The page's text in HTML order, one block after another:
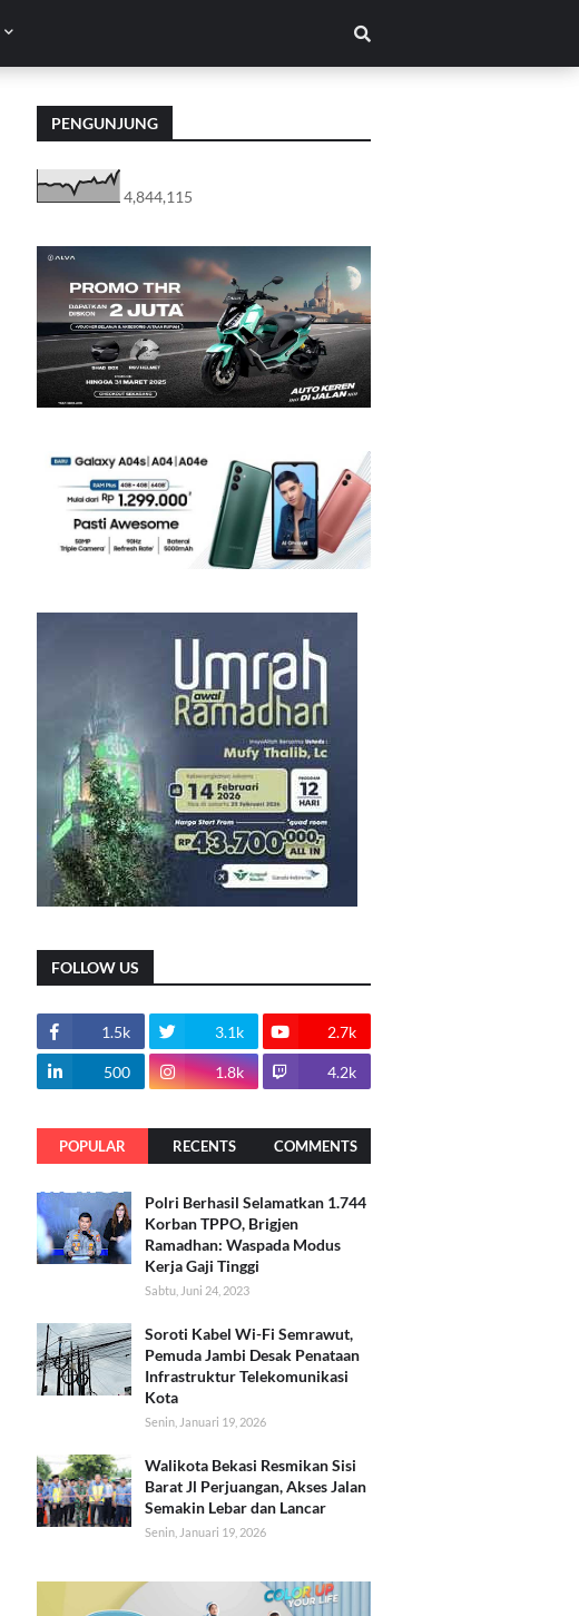
PENGUNJUNG
4,844,115
FOLLOW US
1.5k 3.1k 2.7k
500 1.8k 4.2k
POPULAR RECENTS COMMENTS
Polri Berhasil Selamatkan 1.744
Korban TPPO, Brigjen
Ramadhan: Waspada Modus
Kerja Gaji Tinggi
Sabtu, Juni 24, 2023
Soroti Kabel Wi-Fi Semrawut,
Pemuda Jambi Desak Penataan
Infrastruktur Telekomunikasi
Kota
Senin, Januari 19, 2026
Walikota Bekasi Resmikan Sisi
Barat Jl Perjuangan, Akses Jalan
Semakin Lebar dan Lancar
Senin, Januari 19, 2026